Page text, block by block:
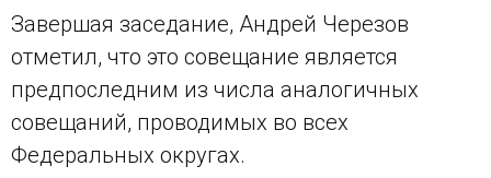
Завершая заседание, Андрей Черезов
отметил, что это совещание является
предпоследним из числа аналогичных
совещаний, проводимых во всех
Федеральных округах.